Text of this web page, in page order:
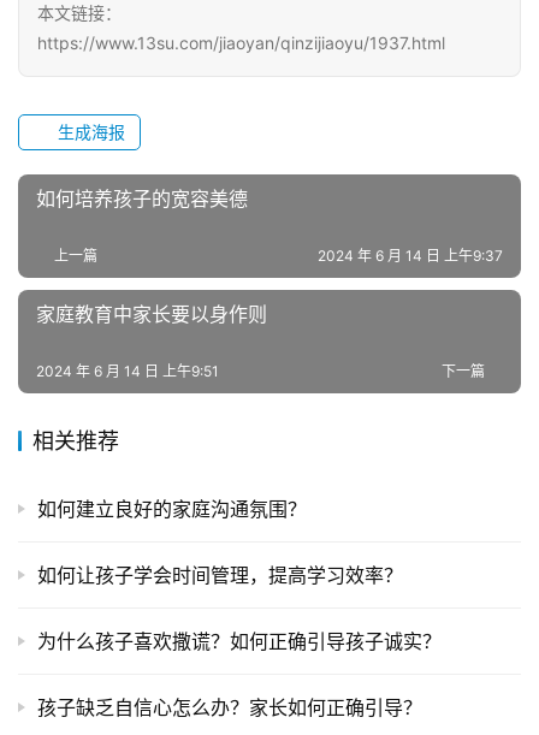
心
青
少
年
专
题
本文链接：
https://www.13su.com/jiaoyan/qinzijiaoyu/1937.html
生成海报
如何培养孩子的宽容美德
上一篇 2024 年 6 月 14 日 上午9:37
家庭教育中家长要以身作则
下一篇
2024 年 6 月 14 日 上午9:51
相关推荐
如何建立良好的家庭沟通氛围？
如何让孩子学会时间管理，提高学习效率？
为什么孩子喜欢撒谎？如何正确引导孩子诚实？
孩子缺乏自信心怎么办？家长如何正确引导？